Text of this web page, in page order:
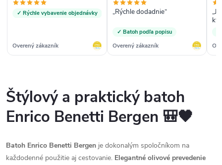
✓ Rýchle vybavenie objednávky
Overený zákazník
„Rýchle dodadnie“
✓ Batoh podľa popisu
Overený zákazník
Štýlový a praktický batoh
Enrico Benetti Bergen 🎒🖤
Batoh Enrico Benetti Bergen je dokonalým spoločníkom na
každodenné použitie aj cestovanie. Elegantné olivové prevedenie